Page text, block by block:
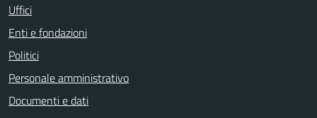
Uffici
Enti e fondazioni
Politici
Personale amministrativo
Documenti e dati